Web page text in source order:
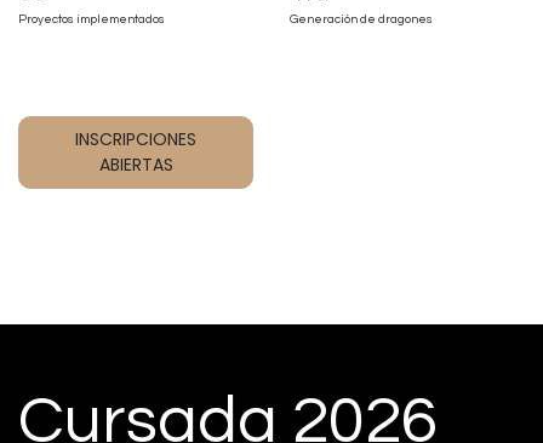
Proyectos implementados
INSCRIPCIONES
ABIERTAS
Generación de dragones
Cursada 2026